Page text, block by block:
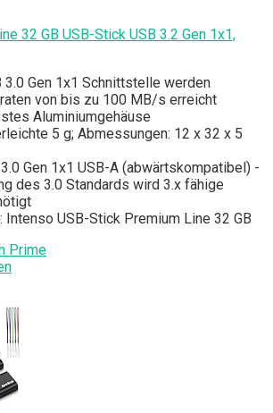
32 GB USB-Stick USB 3.2 Gen 1x1,
3.0 Gen 1x1 Schnittstelle werden
von bis zu 100 MB/s erreicht
Aluminiumgehäuse
5 g; Abmessungen: 12 x 32 x 5
Gen 1x1 USB-A (abwärtskompatibel) -
des 3.0 Standards wird 3.x fähige
Intenso USB-Stick Premium Line 32 GB